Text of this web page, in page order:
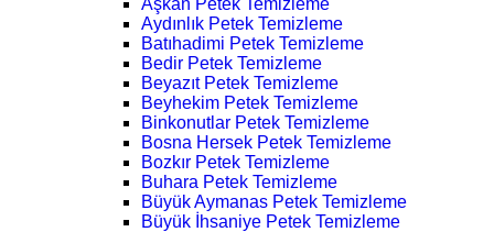
Aşkan Petek Temizleme
Aydınlık Petek Temizleme
Batıhadimi Petek Temizleme
Bedir Petek Temizleme
Beyazıt Petek Temizleme
Beyhekim Petek Temizleme
Binkonutlar Petek Temizleme
Bosna Hersek Petek Temizleme
Bozkır Petek Temizleme
Buhara Petek Temizleme
Büyük Aymanas Petek Temizleme
Büyük İhsaniye Petek Temizleme